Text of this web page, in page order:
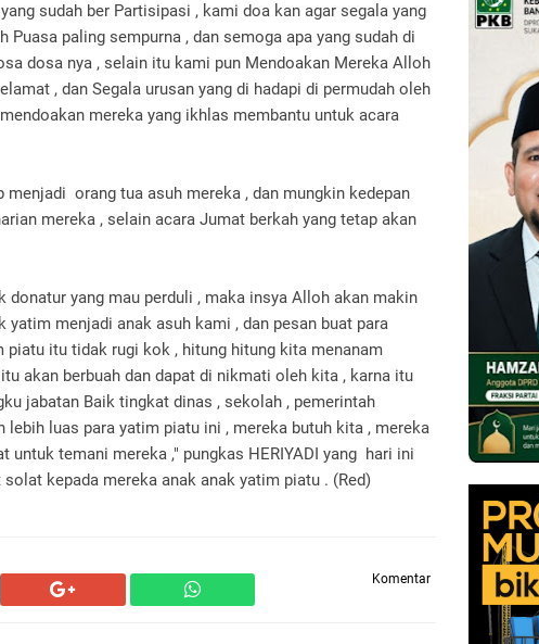
sudah ber Partisipasi , kami doa kan agar segala yang
paling sempurna , dan semoga apa yang sudah di
dosa nya , selain itu kami pun Mendoakan Mereka Alloh
, dan Segala urusan yang di hadapi di permudah oleh
mereka yang ikhlas membantu untuk acara
orang tua asuh mereka , dan mungkin kedepan
mereka , selain acara Jumat berkah yang tetap akan
donatur yang mau perduli , maka insya Alloh akan makin
yatim menjadi anak asuh kami , dan pesan buat para
piatu itu tidak rugi kok , hitung hitung kita menanam
akan berbuah dan dapat di nikmati oleh kita , karna itu
jabatan Baik tingkat dinas , sekolah , pemerintah
lebih luas para yatim piatu ini , mereka butuh kita , mereka
untuk temani mereka ," pungkas HERIYADI yang hari ini
kepada mereka anak anak yatim piatu . (Red)
Komentar